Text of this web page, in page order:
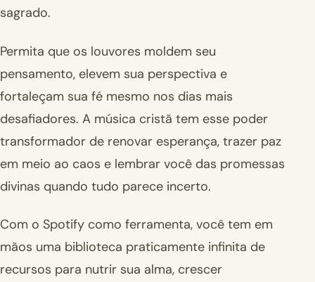
sagrado.
Permita que os louvores moldem seu
pensamento, elevem sua perspectiva e
fortaleçam sua fé mesmo nos dias mais
desafiadores. A música cristã tem esse poder
transformador de renovar esperança, trazer paz
em meio ao caos e lembrar você das promessas
divinas quando tudo parece incerto.
Com o Spotify como ferramenta, você tem em
mãos uma biblioteca praticamente infinita de
recursos para nutrir sua alma, crescer